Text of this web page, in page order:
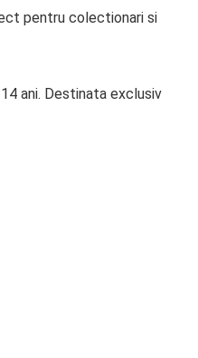
pentru colectionari si
ani. Destinata exclusiv